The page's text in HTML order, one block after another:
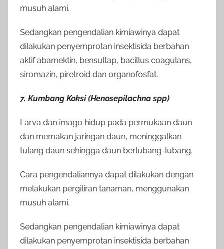
musuh alami.
Sedangkan pengendalian kimiawinya dapat
dilakukan penyemprotan insektisida berbahan
aktif abamektin, bensultap, bacillus coagulans,
siromazin, piretroid dan organofosfat.
7. Kumbang Koksi (Henosepilachna spp)
Larva dan imago hidup pada permukaan daun
dan memakan jaringan daun, meninggalkan
tulang daun sehingga daun berlubang-lubang.
Cara pengendaliannya dapat dilakukan dengan
melakukan pergiliran tanaman, menggunakan
musuh alami.
Sedangkan pengendalian kimiawinya dapat
dilakukan penyemprotan insektisida berbahan